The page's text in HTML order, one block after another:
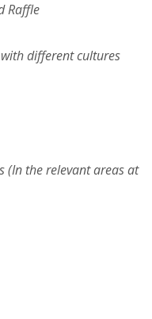
Raffle
different cultures
(In the relevant areas at